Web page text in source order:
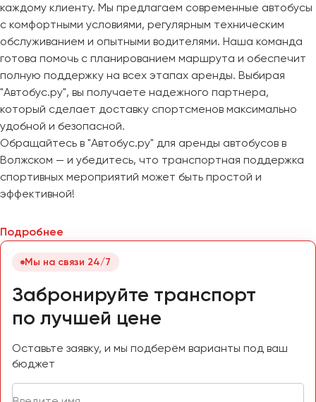
каждому клиенту. Мы предлагаем современные автобусы
с комфортными условиями, регулярным техническим
обслуживанием и опытными водителями. Наша команда
готова помочь с планированием маршрута и обеспечит
полную поддержку на всех этапах аренды. Выбирая
"Автобус.ру", вы получаете надежного партнера,
который сделает доставку спортсменов максимально
удобной и безопасной.
Обращайтесь в "Автобус.ру" для аренды автобусов в
Волжском — и убедитесь, что транспортная поддержка
спортивных мероприятий может быть простой и
эффективной!
Подробнее
Мы на связи 24/7
Забронируйте транспорт
по лучшей цене
Оставьте заявку, и мы подберём варианты под ваш
бюджет